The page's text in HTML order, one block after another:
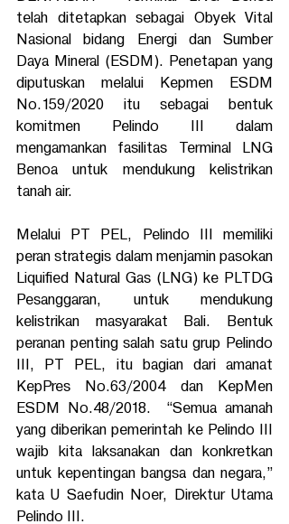
telah ditetapkan sebagai Obyek Vital
Nasional bidang Energi dan Sumber
Daya Mineral (ESDM). Penetapan yang
diputuskan melalui Kepmen ESDM
No.159/2020 itu sebagai bentuk
komitmen Pelindo III dalam
mengamankan fasilitas Terminal LNG
Benoa untuk mendukung kelistrikan
tanah air.
Melalui PT PEL, Pelindo III memiliki
peran strategis dalam menjamin pasokan
Liquified Natural Gas (LNG) ke PLTDG
Pesanggaran, untuk mendukung
kelistrikan masyarakat Bali. Bentuk
peranan penting salah satu grup Pelindo
III, PT PEL, itu bagian dari amanat
KepPres No.63/2004 dan KepMen
ESDM No.48/2018.  “Semua amanah
yang diberikan pemerintah ke Pelindo III
wajib kita laksanakan dan konkretkan
untuk kepentingan bangsa dan negara,”
kata U Saefudin Noer, Direktur Utama
Pelindo III.